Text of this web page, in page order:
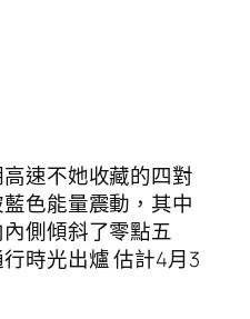
速不她收藏的四對
色能量震動，其中
側傾斜了零點五
時光出爐 估計4月3